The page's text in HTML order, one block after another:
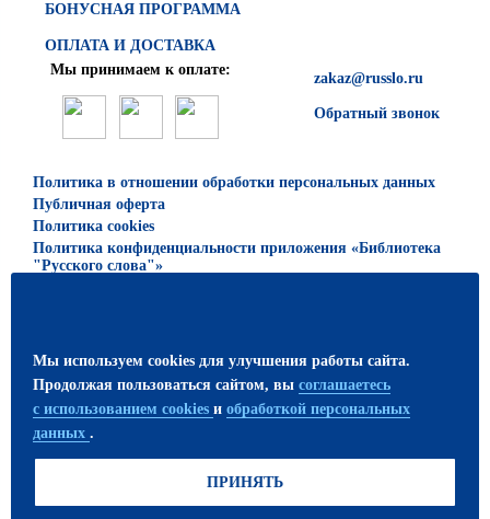
БОНУСНАЯ ПРОГРАММА
ОПЛАТА И ДОСТАВКА
zakaz@russlo.ru
Обратный звонок
Мы принимаем к оплате:
Политика в отношении обработки персональных данных
Публичная оферта
Политика cookies
Политика конфиденциальности приложения «Библиотека
"Русского слова"»
возможно только с письменного разрешения
издательства.
ПРИСОЕДИНЯЙТЕСЬ!
Мы используем cookies для улучшения работы сайта.
Продолжая пользоваться сайтом, вы соглашаетесь
с использованием cookies и обработкой персональных
данных .
ПРИНЯТЬ